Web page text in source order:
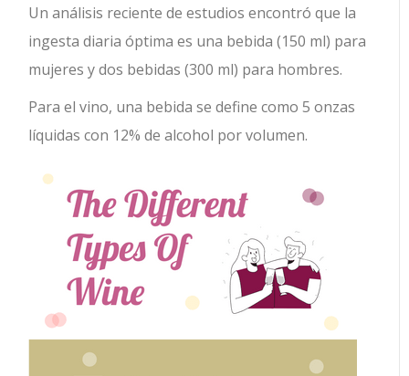
Un análisis reciente de estudios encontró que la
ingesta diaria óptima es una bebida (150 ml) para
mujeres y dos bebidas (300 ml) para hombres.
Para el vino, una bebida se define como 5 onzas
líquidas con 12% de alcohol por volumen.